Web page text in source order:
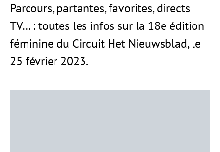
Parcours, partantes, favorites, directs
TV… : toutes les infos sur la 18e édition
féminine du Circuit Het Nieuwsblad, le
25 février 2023.